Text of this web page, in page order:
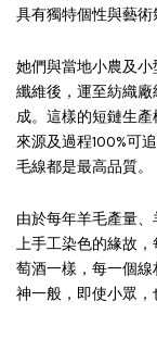
具有獨特個性與藝術
她們與當地小農及
纖維後，運至紡織
成。這樣的短鏈生
來源及過程100%可
毛線都是最高品質。
由於每年羊毛產量
上手工染色的緣故
萄酒一樣，每一個
神一般，即使小眾，